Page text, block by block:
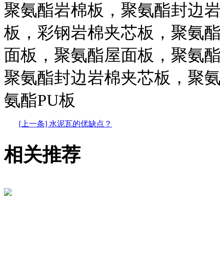
聚氨酯岩棉板，聚氨酯封边
板，彩钢岩棉夹芯板，聚氨
面板，聚氨酯屋面板，聚氨
聚氨酯封边岩棉夹芯板，聚
氨酯PU板
[上一条] 水泥瓦的优缺点？
相关推荐